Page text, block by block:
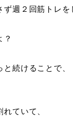
週２回筋トレを
？
続けることで、
ていて、